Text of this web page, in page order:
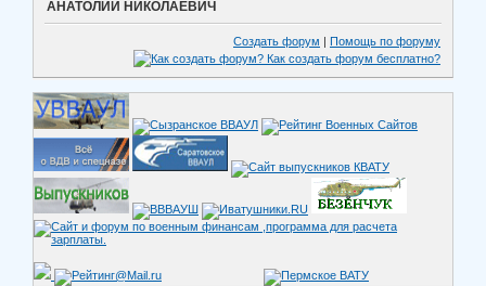
АНАТОЛИЙ НИКОЛАЕВИЧ
Создать форум | Помощь по форуму